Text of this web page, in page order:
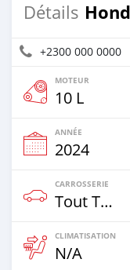
Détails
+2300 000 0000
MOTEUR
10 L
ANNÉE
2024
CARROSSERIE
Tout Terrain
CLIMATISATION
N/A